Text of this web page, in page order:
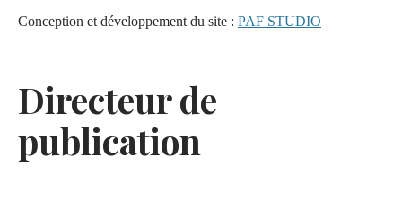
Conception et développement du site : PAF STUDIO
Directeur de
publication